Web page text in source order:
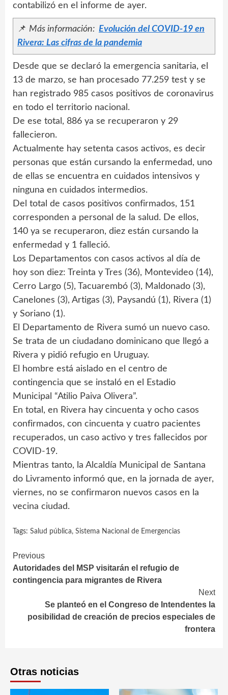
contabilizó en el informe de ayer.
📌 Más información: Evolución del COVID-19 en
Rivera: Las cifras de la pandemia
Desde que se declaró la emergencia sanitaria, el
13 de marzo, se han procesado 77.259 test y se
han registrado 985 casos positivos de coronavirus
en todo el territorio nacional.
De ese total, 886 ya se recuperaron y 29
fallecieron.
Actualmente hay setenta casos activos, es decir
personas que están cursando la enfermedad, uno
de ellas se encuentra en cuidados intensivos y
ninguna en cuidados intermedios.
Del total de casos positivos confirmados, 151
corresponden a personal de la salud. De ellos,
140 ya se recuperaron, diez están cursando la
enfermedad y 1 falleció.
Los Departamentos con casos activos al día de
hoy son diez: Treinta y Tres (36), Montevideo (14),
Cerro Largo (5), Tacuarembó (3), Maldonado (3),
Canelones (3), Artigas (3), Paysandú (1), Rivera (1)
y Soriano (1).
El Departamento de Rivera sumó un nuevo caso.
Se trata de un ciudadano dominicano que llegó a
Rivera y pidió refugio en Uruguay.
El hombre está aislado en el centro de
contingencia que se instaló en el Estadio
Municipal “Atilio Paiva Olivera”.
En total, en Rivera hay cincuenta y ocho casos
confirmados, con cincuenta y cuatro pacientes
recuperados, un caso activo y tres fallecidos por
COVID-19.
Mientras tanto, la Alcaldía Municipal de Santana
do Livramento informó que, en la jornada de ayer,
viernes, no se confirmaron nuevos casos en la
vecina ciudad.
Tags: Salud pública, Sistema Nacional de Emergencias
Continue
Reading
Previous
Autoridades del MSP visitarán el refugio de
contingencia para migrantes de Rivera
Next
Se planteó en el Congreso de Intendentes la
posibilidad de creación de precios especiales de
frontera
Otras noticias